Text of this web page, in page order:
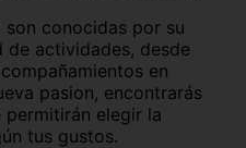
Huesca
La Rioja
Lugo
conocidas por su
actividades, desde
en
pasion, encontrarás
elegir la
tus gustos.